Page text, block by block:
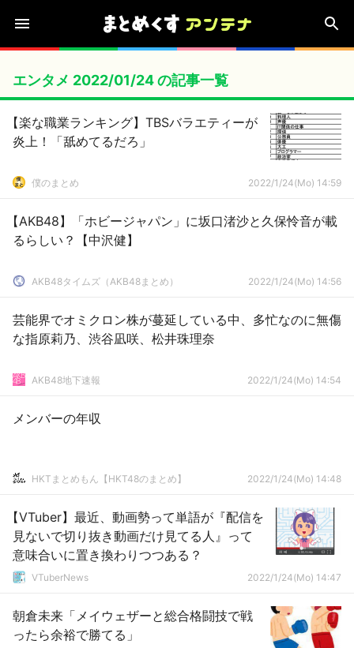
エンタメ 2022/01/24 の記事一覧
【楽な職業ランキング】TBSバラエティーが
炎上！「舐めてるだろ」
僕のまとめ 2022/1/24(Mo) 14:59
【AKB48】「ホビージャパン」に坂口渚沙と久保怜音が載
るらしい？【中沢健】
AKB48タイムズ（AKB48まとめ） 2022/1/24(Mo) 14:56
芸能界でオミクロン株が蔓延している中、多忙なのに無傷
な指原莉乃、渋谷凪咲、松井珠理奈
AKB48地下速報 2022/1/24(Mo) 14:54
メンバーの年収
HKTまとめもん【HKT48のまとめ】 2022/1/24(Mo) 14:48
【VTuber】最近、動画勢って単語が『配信を
見ないで切り抜き動画だけ見てる人』って
意味合いに置き換わりつつある？
VTuberNews 2022/1/24(Mo) 14:47
朝倉未来「メイウェザーと総合格闘技で戦
ったら余裕で勝てる」